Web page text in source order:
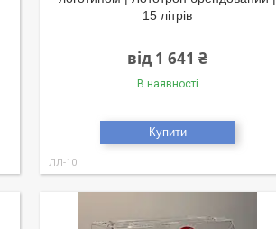
15 літрів
від 1 641 ₴
В наявності
Купити
ЛЛ-10